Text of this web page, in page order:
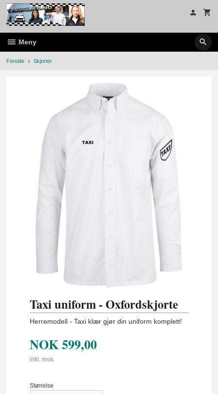
Gå
innholdet
Meny
Forside Skjorter
Taxi uniform - Oxfordskjorte
Herremodell - Taxi klær gjør din uniform komplett!
NOK599,00
inkl. mva.
Størrelse